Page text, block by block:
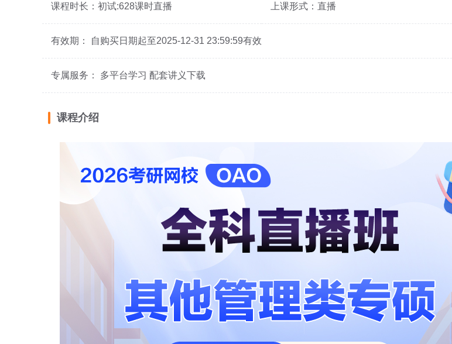
课程时长：初试:628课时直播 上课形式：直播
有效期： 自购买日期起至2025-12-31 23:59:59有效
专属服务： 多平台学习 配套讲义下载
课程介绍